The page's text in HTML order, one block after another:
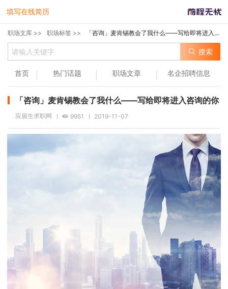
填写在线简历
职场文库 >> 职场标签 >> 「咨询」麦肯锡教会了我什么——写给即将进入咨询的你
搜索
首页 热门话题 职场文章 名企招聘信息
「咨询」麦肯锡教会了我什么——写给即将进入咨询的你
应届生求职网 9951 2019-11-07